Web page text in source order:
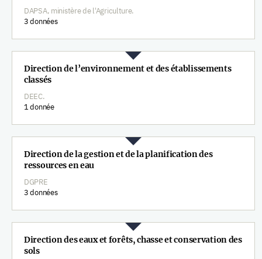
DAPSA, ministère de l'Agriculture.
3 données
Direction de l’environnement et des établissements
classés
DEEC.
1 donnée
Direction de la gestion et de la planification des
ressources en eau
DGPRE
3 données
Direction des eaux et forêts, chasse et conservation des
sols